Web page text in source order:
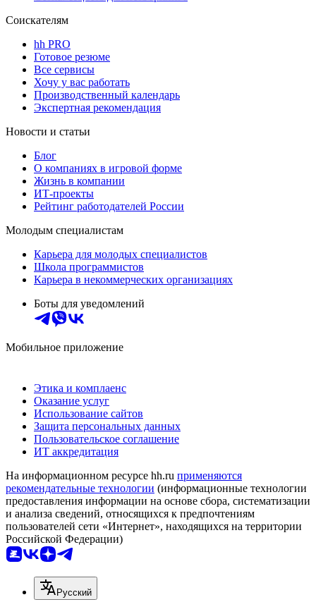
Соискателям
hh PRO
Готовое резюме
Все сервисы
Хочу у вас работать
Производственный календарь
Экспертная рекомендация
Новости и статьи
Блог
О компаниях в игровой форме
Жизнь в компании
ИТ-проекты
Рейтинг работодателей России
Молодым специалистам
Карьера для молодых специалистов
Школа программистов
Карьера в некоммерческих организациях
Боты для уведомлений
Мобильное приложение
Этика и комплаенс
Оказание услуг
Использование сайтов
Защита персональных данных
Пользовательское соглашение
ИТ аккредитация
На информационном ресурсе hh.ru применяются
рекомендательные технологии (информационные технологии
предоставления информации на основе сбора, систематизации
и анализа сведений, относящихся к предпочтениям
пользователей сети «Интернет», находящихся на территории
Российской Федерации)
Русский